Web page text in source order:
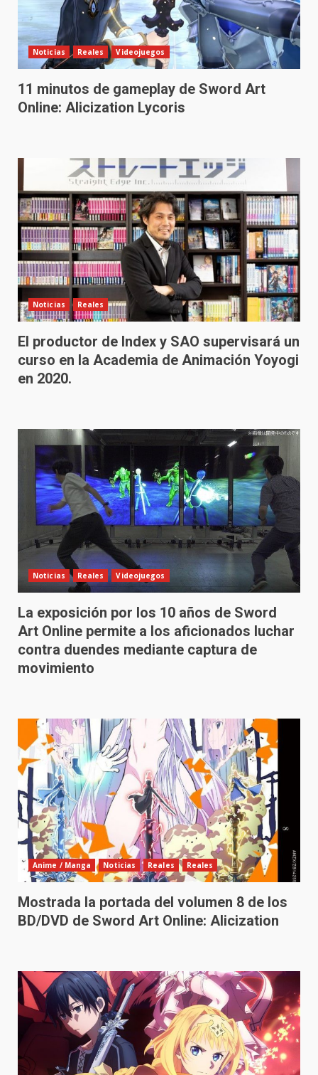
Noticias Reales Videojuegos
11 minutos de gameplay de Sword Art
Online: Alicization Lycoris
Noticias Reales
El productor de Index y SAO supervisará un
curso en la Academia de Animación Yoyogi
en 2020.
Noticias Reales Videojuegos
La exposición por los 10 años de Sword
Art Online permite a los aficionados luchar
contra duendes mediante captura de
movimiento
Anime / Manga Noticias Reales Reales
Mostrada la portada del volumen 8 de los
BD/DVD de Sword Art Online: Alicization